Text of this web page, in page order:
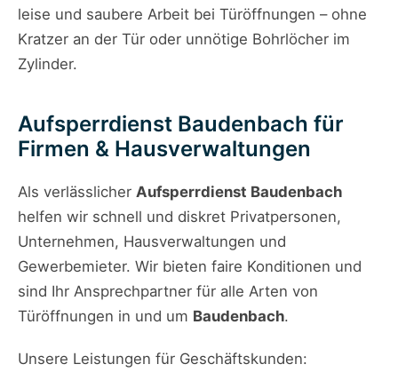
leise und saubere Arbeit bei Türöffnungen – ohne
Kratzer an der Tür oder unnötige Bohrlöcher im
Zylinder.
Aufsperrdienst Baudenbach für
Firmen & Hausverwaltungen
Als verlässlicher Aufsperrdienst Baudenbach
helfen wir schnell und diskret Privatpersonen,
Unternehmen, Hausverwaltungen und
Gewerbemieter. Wir bieten faire Konditionen und
sind Ihr Ansprechpartner für alle Arten von
Türöffnungen in und um Baudenbach.
Unsere Leistungen für Geschäftskunden: